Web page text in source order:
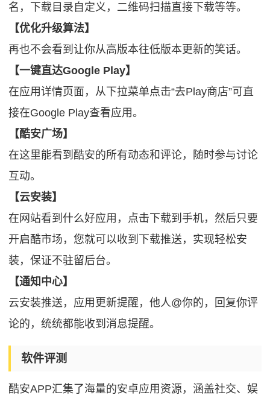
名，下载目录自定义，二维码扫描直接下载等等。
【优化升级算法】
再也不会看到让你从高版本往低版本更新的笑话。
【一键直达Google Play】
在应用详情页面，从下拉菜单点击“去Play商店”可直
接在Google Play查看应用。
【酷安广场】
在这里能看到酷安的所有动态和评论，随时参与讨论
互动。
【云安装】
在网站看到什么好应用，点击下载到手机，然后只要
开启酷市场，您就可以收到下载推送，实现轻松安
装，保证不驻留后台。
【通知中心】
云安装推送，应用更新提醒，他人@你的，回复你评
论的，统统都能收到消息提醒。
软件评测
酷安APP汇集了海量的安卓应用资源，涵盖社交、娱